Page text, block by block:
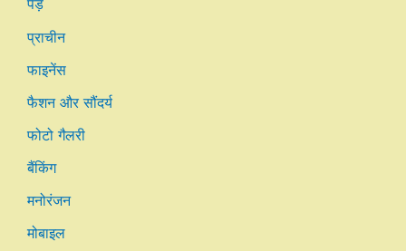
पेड़
प्राचीन
फाइनेंस
फैशन और सौंदर्य
फोटो गैलरी
बैंकिंग
मनोरंजन
मोबाइल